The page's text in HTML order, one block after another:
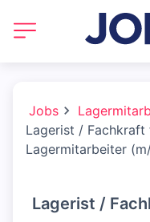
Jobs
Lagerist /
Lagermitarbeiter
Lagerist /